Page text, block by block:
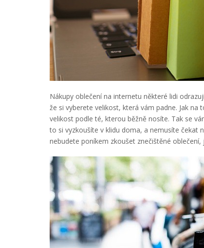
Nákupy oblečení na internetu některé lidi
že si vyberete velikost, která vám padne. Jak
velikost podle té, kterou běžně nosíte. Tak se
to si vyzkoušíte v klidu doma, a nemusíte čekat
nebudete poníkem zkoušet znečištěné